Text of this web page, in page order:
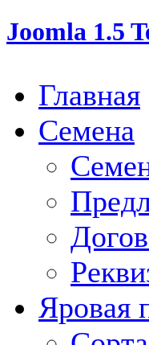
Joomla 1.5
Главная
Семена
Яровая